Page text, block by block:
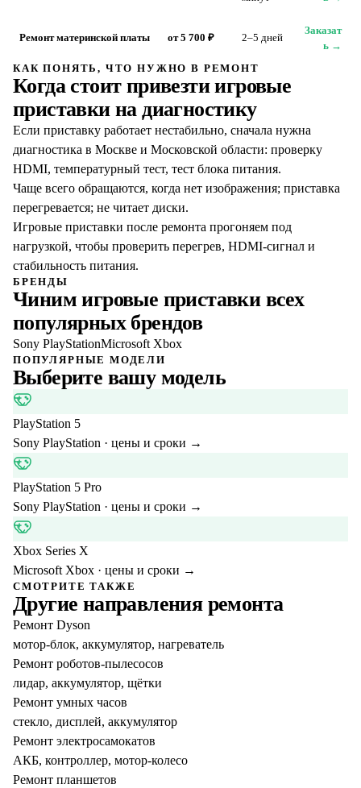
Ремонт материнской платы от 5 700 ₽ 2–5 дней
Заказат
ь →
КАК ПОНЯТЬ, ЧТО НУЖНО В РЕМОНТ
Когда стоит привезтиигровые
приставкина диагностику
Если приставку работает нестабильно, сначала нужна
диагностика в Москве и Московской области: проверку
HDMI, температурный тест, тест блока питания.
Чаще всего обращаются, когда нет изображения; приставка
перегревается; не читает диски.
Игровые приставки после ремонта прогоняем под
нагрузкой, чтобы проверить перегрев, HDMI-сигнал и
стабильность питания.
БРЕНДЫ
Чинимигровые приставкивсех
популярных брендов
Sony PlayStationMicrosoft Xbox
ПОПУЛЯРНЫЕ МОДЕЛИ
Выберите вашу модель
PlayStation 5
Sony PlayStation · цены и сроки →
PlayStation 5 Pro
Sony PlayStation · цены и сроки →
Xbox Series X
Microsoft Xbox · цены и сроки →
СМОТРИТЕ ТАКЖЕ
Другие направления ремонта
Ремонт Dyson
мотор-блок, аккумулятор, нагреватель
Ремонт роботов-пылесосов
лидар, аккумулятор, щётки
Ремонт умных часов
стекло, дисплей, аккумулятор
Ремонт электросамокатов
АКБ, контроллер, мотор-колесо
Ремонт планшетов